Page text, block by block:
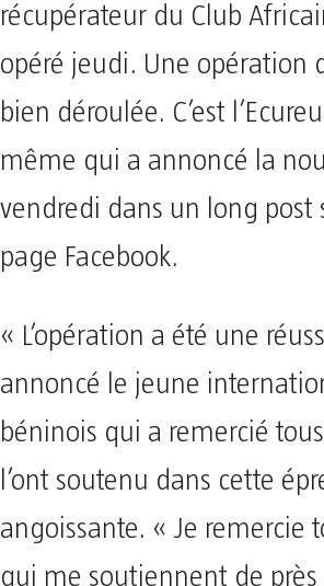
récupérateur du Club
opéré jeudi. Une opération
bien déroulée. C’est
même qui a annoncé la
vendredi dans un long post
page Facebook.
« L’opération a été une
annoncé le jeune
béninois qui a remercié
l’ont soutenu dans cette
angoissante. « Je remercie
qui me soutiennent de